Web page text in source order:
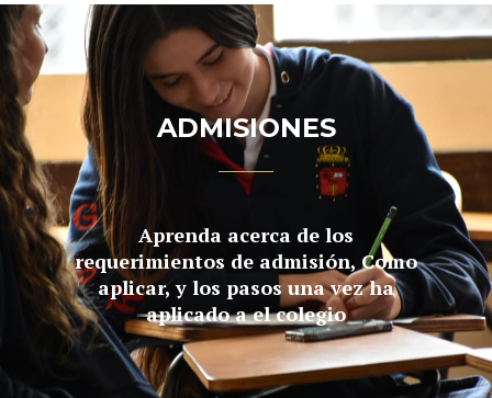
ADMISIONES
Aprenda acerca de los
requerimientos de admisión, Como
aplicar, y los pasos una vez ha
aplicado a el colegio